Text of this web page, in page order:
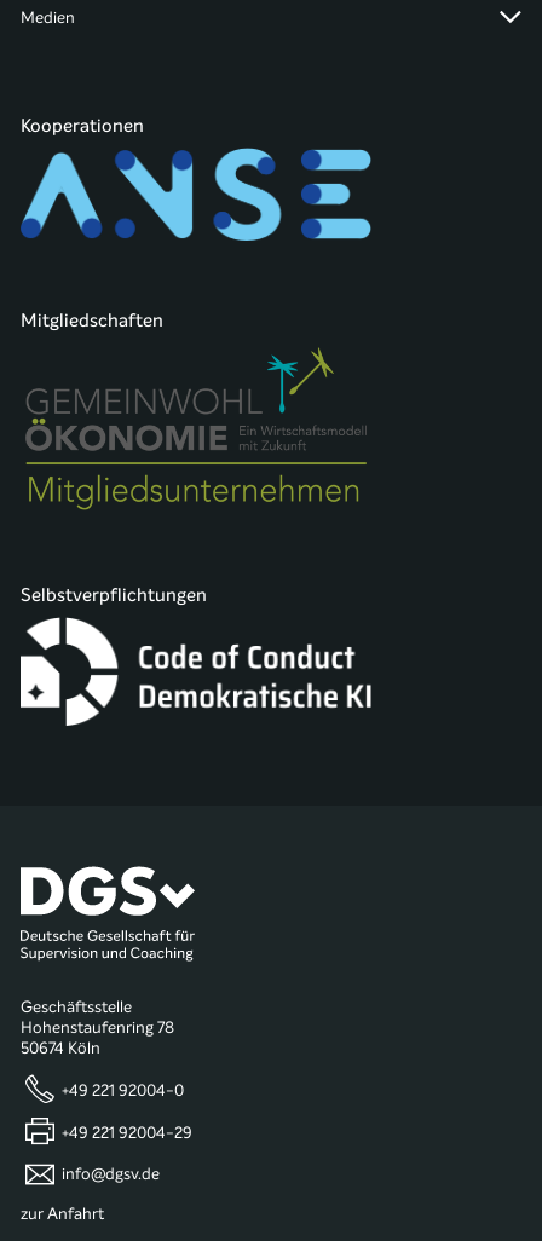
Medien
Kooperationen
Mitgliedschaften
Selbstverpflichtungen
Geschäftsstelle
Hohenstaufenring 78
50674 Köln
+49 221 92004-0
+49 221 92004-29
info@dgsv.de
zur Anfahrt